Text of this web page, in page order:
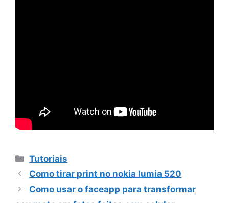
Categorias
Tutoriais
Como tirar print no nokia lumia 520
Como usar o faceapp para transformar